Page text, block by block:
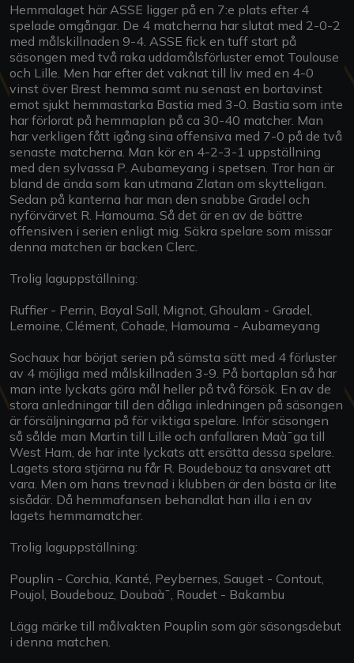
Hemmalaget här ASSE ligger på en 7:e plats efter 4
spelade omgångar. De 4 matcherna har slutat med 2-0-2
med målskillnaden 9-4. ASSE fick en tuff start på
säsongen med två raka uddamålsförluster emot Toulouse
och Lille. Men har efter det vaknat till liv med en 4-0
vinst över Brest hemma samt nu senast en bortavinst
emot sjukt hemmastarka Bastia med 3-0. Bastia som inte
har förlorat på hemmaplan på ca 30-40 matcher. Man
har verkligen fått igång sina offensiva med 7-0 på de två
senaste matcherna. Man kör en 4-2-3-1 uppställning
med den sylvassa P. Aubameyang i spetsen. Tror han är
bland de ända som kan utmana Zlatan om skytteligan.
Sedan på kanterna har man den snabbe Gradel och
nyförvärvet R. Hamouma. Så det är en av de bättre
offensiven i serien enligt mig. Säkra spelare som missar
denna matchen är backen Clerc.
Trolig laguppställning:
Ruffier - Perrin, Bayal Sall, Mignot, Ghoulam - Gradel,
Lemoine, Clément, Cohade, Hamouma - Aubameyang
Sochaux har börjat serien på sämsta sätt med 4 förluster
av 4 möjliga med målskillnaden 3-9. På bortaplan så har
man inte lyckats göra mål heller på två försök. En av de
stora anledningar till den dåliga inledningen på säsongen
är försäljningarna på för viktiga spelare. Inför säsongen
så sålde man Martin till Lille och anfallaren Maà¯ga till
West Ham, de har inte lyckats att ersätta dessa spelare.
Lagets stora stjärna nu får R. Boudebouz ta ansvaret att
vara. Men om hans trevnad i klubben är den bästa är lite
sisådär. Då hemmafansen behandlat han illa i en av
lagets hemmamatcher.
Trolig laguppställning:
Pouplin - Corchia, Kanté, Peybernes, Sauget - Contout,
Poujol, Boudebouz, Doubaà¯, Roudet - Bakambu
Lägg märke till målvakten Pouplin som gör säsongsdebut
i denna matchen.